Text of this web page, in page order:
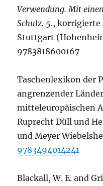
Verwendung. Mit
Schulz. 5., korrigierte
Stuttgart
9783818600167
Taschenlexikon der
angrenzender
mitteleuropäischen
Ruprecht Düll und
und Meyer
9783494014241
Blackall, W. E. and